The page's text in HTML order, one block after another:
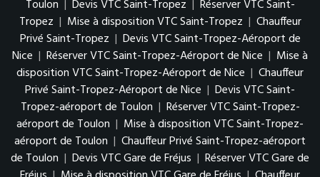
Toulon | Devis VTC Saint-Tropez | Réserver VTC Saint-
Tropez | Mise à disposition VTC Saint-Tropez | Chauffeur
Privé Saint-Tropez | Devis VTC Saint-Tropez-Aéroport de
Nice | Réserver VTC Saint-Tropez-Aéroport de Nice | Mise à
disposition VTC Saint-Tropez-Aéroport de Nice | Chauffeur
Privé Saint-Tropez-Aéroport de Nice | Devis VTC Saint-
Tropez-aéroport de Toulon | Réserver VTC Saint-Tropez-
aéroport de Toulon | Mise à disposition VTC Saint-Tropez-
aéroport de Toulon | Chauffeur Privé Saint-Tropez-aéroport
de Toulon | Devis VTC Gare de Fréjus | Réserver VTC Gare de